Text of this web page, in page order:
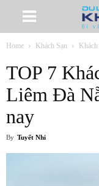
Home Khách Sạn
TOP 7
Liêm Đà
nay
By Tuyết Nhi